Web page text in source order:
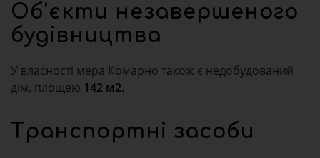
Об'єкти незавершеного
будівництва
У власності мера Комарно також є недобудований
дім, площею 142 м2.
Транспортні засоби